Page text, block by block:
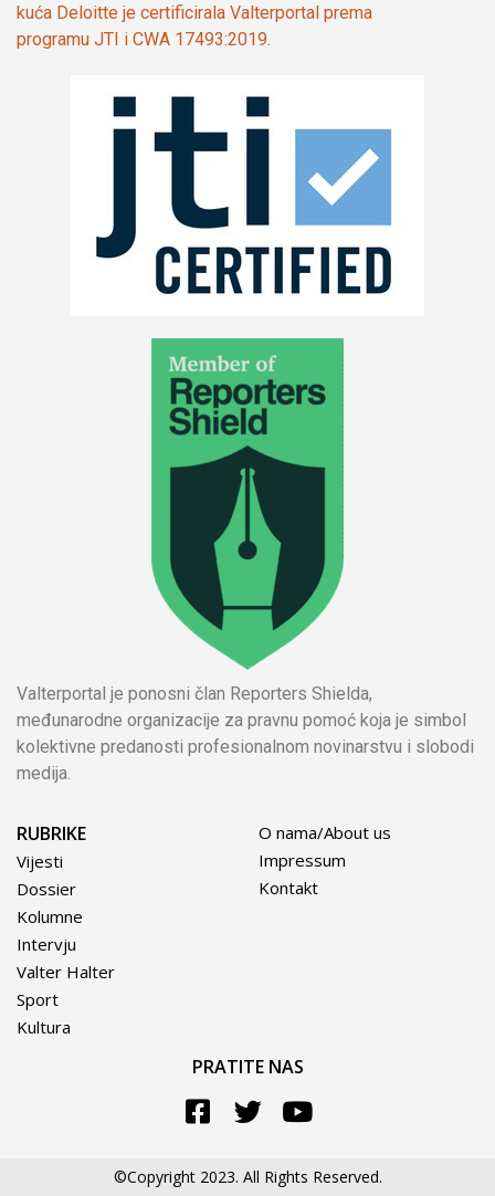
kuća Deloitte je certificirala Valterportal prema
programu JTI i CWA 17493:2019.
Valterportal je ponosni član Reporters Shielda,
međunarodne organizacije za pravnu pomoć koja je simbol
kolektivne predanosti profesionalnom novinarstvu i slobodi
medija.
RUBRIKE
Vijesti
Dossier
Kolumne
Intervju
Valter Halter
Sport
Kultura
O nama/About us
Impressum
Kontakt
PRATITE NAS
©Copyright 2023. All Rights Reserved.